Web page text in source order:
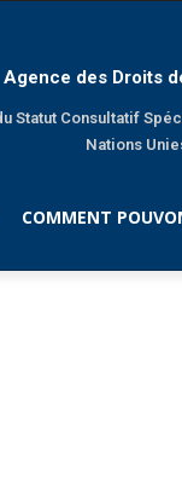
Agence des Droits
Statut Consultatif
Nations
COMMENT